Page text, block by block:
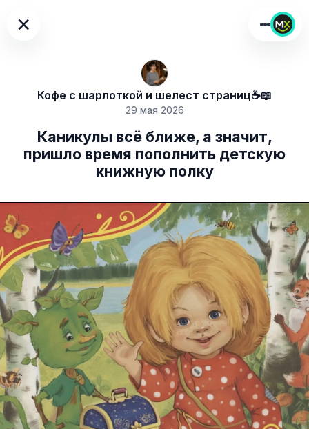
×
Кофе с шарлоткой и шелест страниц☕️📖
29 мая 2026
Каникулы всё ближе, а значит,
пришло время пополнить детскую
книжную полку